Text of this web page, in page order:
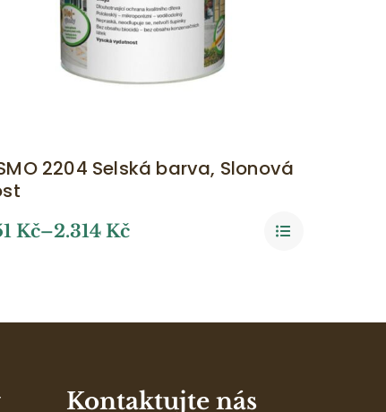
2204 Selská barva, Slonová
Kč–2.314 Kč
Kontaktujte nás